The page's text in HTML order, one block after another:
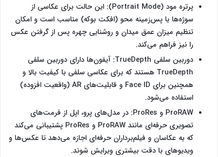
پرتره مود (Portrait Mode): این حالت برای عکاسی از
سوژه‌ها با پس‌زمینه محو (افکت بوکه) مناسب است و امکان
تنظیم میزان عمق میدان و روشنایی چهره پس از گرفتن عکس
را نیز فراهم می‌کند.
دوربین سلفی TrueDepth: آیفون‌ها دارای دوربین سلفی
TrueDepth هستند که برای عکاسی سلفی با کیفیت بالا و
همچنین برای Face ID و قابلیت‌های AR (واقعیت افزوده)
استفاده می‌شود.
ProRAW و ProRes: در مدل‌های پرو، اپل از فرمت‌های
تصویری حرفه‌ای مانند ProRAW و ProRes پشتیبانی می‌کند
که به عکاسان و فیلم‌برداران حرفه‌ای اجازه می‌دهد تا عکس‌ها و
ویدیوهای با دقت بیشتری ویرایش شوند.